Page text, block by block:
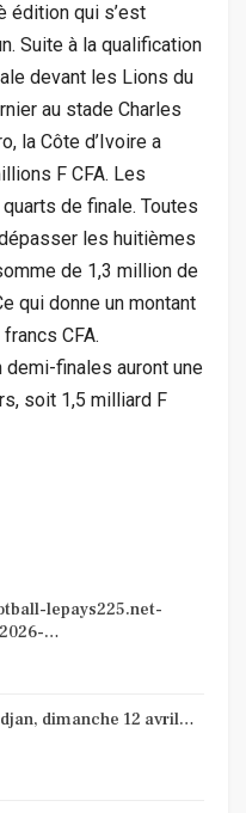
édition qui s’est
Suite à la qualification
devant les Lions du
au stade Charles
la Côte d’Ivoire a
F CFA. Les
de finale. Toutes
les huitièmes
de 1,3 million de
qui donne un montant
CFA.
demi-finales auront une
soit 1,5 milliard F
lepays225.net-
…
dimanche 12 avril…